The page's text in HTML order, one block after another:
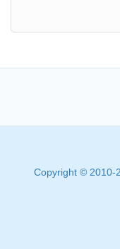
Copyright © 2010-